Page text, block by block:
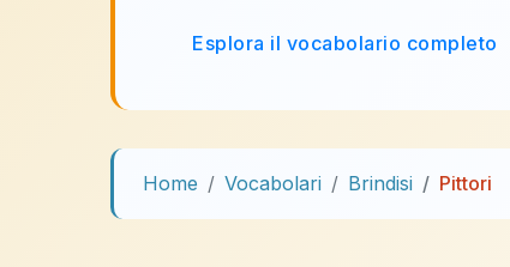
Esplora il vocabolario completo
Home Vocabolari Brindisi Pittori